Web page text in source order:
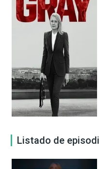
Listado de